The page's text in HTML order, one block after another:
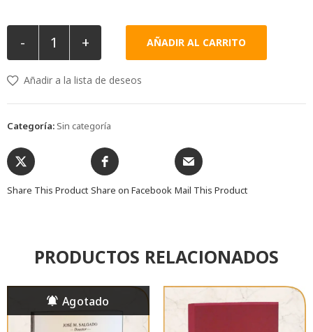
- + AÑADIR AL CARRITO
Añadir a la lista de deseos
Categoría: Sin categoría
Share This Product Share on Facebook Mail This Product
PRODUCTOS RELACIONADOS